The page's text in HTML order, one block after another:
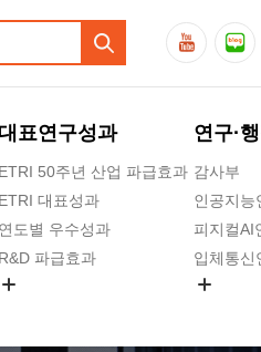
대표연구성과
ETRI 50주년 산업 파급효과
ETRI 대표성과
연도별 우수성과
R&D 파급효과
연구·
감사부
인공지능
피지컬AI
입체통신